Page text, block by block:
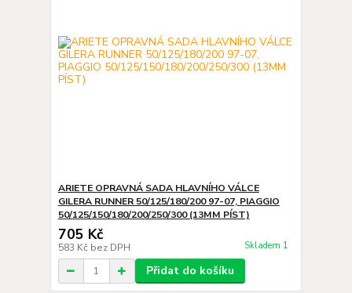
ARIETE OPRAVNÁ SADA HLAVNÍHO VÁLCE
GILERA RUNNER 50/125/180/200 97-07, PIAGGIO
50/125/150/180/200/250/300 (13MM PÍST)
705 Kč
583 Kč bez DPH Skladem 1
Přidat do košíku